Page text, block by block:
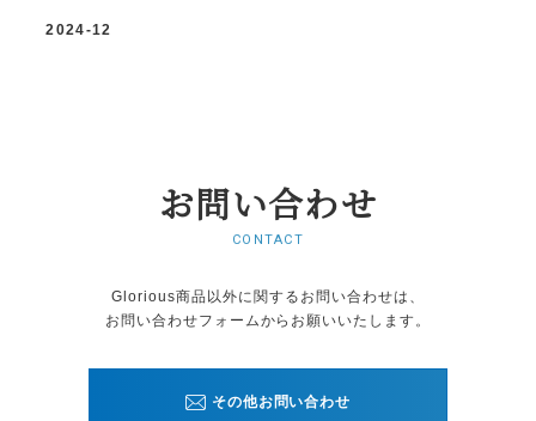
2024-12
お問い合わせ
CONTACT
Glorious商品以外に関するお問い合わせは、
お問い合わせフォームから お願いいたします。
その他お問い合わせ